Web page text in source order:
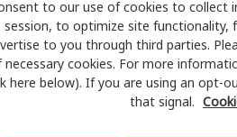
to our use of cookies to collect
session, to optimize site functionality,
to you through third parties.
necessary cookies. For more
here below). If you are using an opt-
that signal.
se asocia con muchos planes
descuentos especiales en
exámenes con
su consulta en Portage Lakes
de seguro para reducir